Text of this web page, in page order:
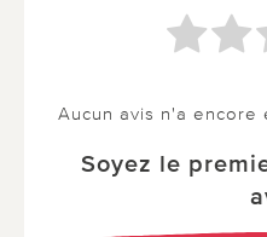
Aucun avis n'a
Soyez le